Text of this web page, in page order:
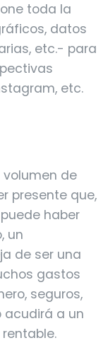
toda la
datos
etc.- para
etc.
de
presente que,
haber
un
de ser una
gastos
seguros,
acudirá a un